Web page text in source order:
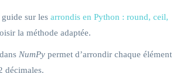
sur les arrondis en Python : round, ceil,
la méthode adaptée.
NumPy permet d’arrondir chaque élément
décimales.